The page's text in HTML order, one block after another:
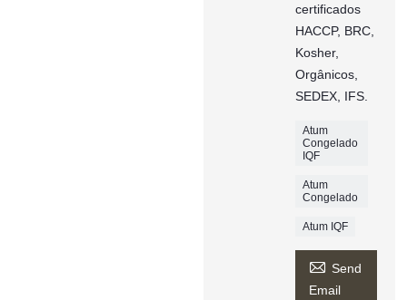
certificados
HACCP, BRC,
Kosher,
Orgânicos,
SEDEX, IFS.
Atum
Congelado
IQF
Atum
Congelado
Atum IQF
 Send
Email